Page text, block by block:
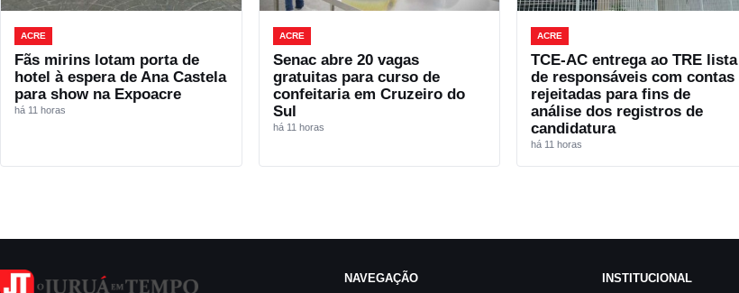
ACRE
Fãs mirins lotam porta de
hotel à espera de Ana Castela
para show na Expoacre
há 11 horas
ACRE
Senac abre 20 vagas
gratuitas para curso de
confeitaria em Cruzeiro do
Sul
há 11 horas
ACRE
TCE-AC entrega ao TRE lista
de responsáveis com contas
rejeitadas para fins de
análise dos registros de
candidatura
há 11 horas
NAVEGAÇÃO INSTITUCIONAL